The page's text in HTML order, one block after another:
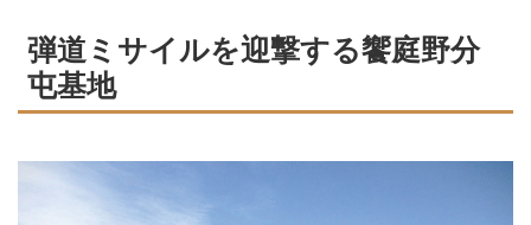
弾道ミサイルを迎撃する饗庭野分
屯基地